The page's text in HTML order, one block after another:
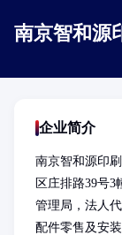
南京智和源
企业简介
南京智和源印
区庄排路39号
管理局，法人
配件零售及安